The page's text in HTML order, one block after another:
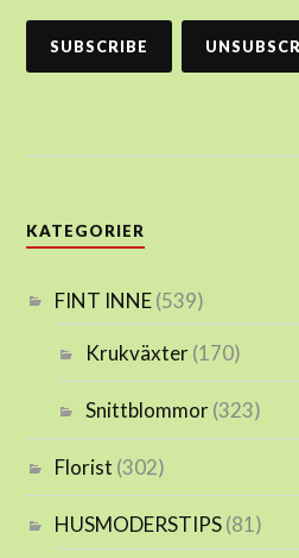
KATEGORIER
FINT INNE(539)
Krukväxter(170)
Snittblommor(323)
Florist (302)
HUSMODERSTIPS(81)